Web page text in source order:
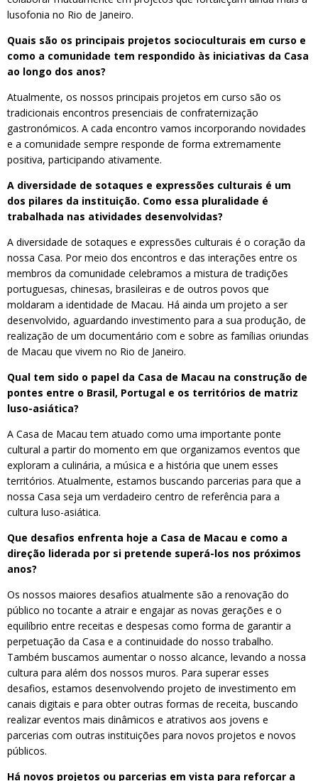
lusofonia no Rio de Janeiro.
Quais são os principais projetos socioculturais em curso e
como a comunidade tem respondido às iniciativas da Casa
ao longo dos anos?
Atualmente, os nossos principais projetos em curso são os
tradicionais encontros presenciais de confraternização
gastronómicos. A cada encontro vamos incorporando novidades
e a comunidade sempre responde de forma extremamente
positiva, participando ativamente.
A diversidade de sotaques e expressões culturais é um
dos pilares da instituição. Como essa pluralidade é
trabalhada nas atividades desenvolvidas?
A diversidade de sotaques e expressões culturais é o coração da
nossa Casa. Por meio dos encontros e das interações entre os
membros da comunidade celebramos a mistura de tradições
portuguesas, chinesas, brasileiras e de outros povos que
moldaram a identidade de Macau. Há ainda um projeto a ser
desenvolvido, aguardando investimento para a sua produção, de
realização de um documentário com e sobre as famílias oriundas
de Macau que vivem no Rio de Janeiro.
Qual tem sido o papel da Casa de Macau na construção de
pontes entre o Brasil, Portugal e os territórios de matriz
luso-asiática?
A Casa de Macau tem atuado como uma importante ponte
cultural a partir do momento em que organizamos eventos que
exploram a culinária, a música e a história que unem esses
territórios. Atualmente, estamos buscando parcerias para que a
nossa Casa seja um verdadeiro centro de referência para a
cultura luso-asiática.
Que desafios enfrenta hoje a Casa de Macau e como a
direção liderada por si pretende superá-los nos próximos
anos?
Os nossos maiores desafios atualmente são a renovação do
público no tocante a atrair e engajar as novas gerações e o
equilíbrio entre receitas e despesas como forma de garantir a
perpetuação da Casa e a continuidade do nosso trabalho.
Também buscamos aumentar o nosso alcance, levando a nossa
cultura para além dos nossos muros. Para superar esses
desafios, estamos desenvolvendo projeto de investimento em
canais digitais e para obter outras formas de receita, buscando
realizar eventos mais dinâmicos e atrativos aos jovens e
parcerias com outras instituições para novos projetos e novos
públicos.
Há novos projetos ou parcerias em vista para reforçar a